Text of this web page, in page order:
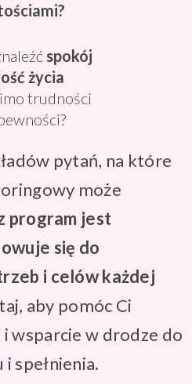
spokój
życia
trudności
pytań, na które
może
program jest
się do
i celów każdej
aby pomóc Ci
wsparcie w drodze do
spełnienia.